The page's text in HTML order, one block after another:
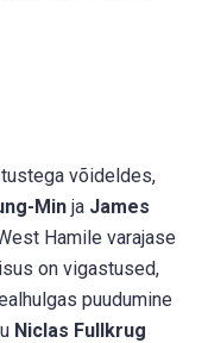
võideldes,
Min ja James
Hamile varajase
on vigastused,
puudumine
Niclas Fullkrug